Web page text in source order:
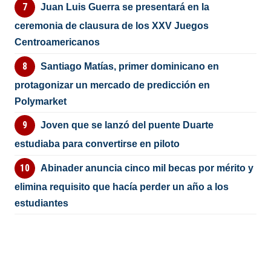
Juan Luis Guerra se presentará en la
ceremonia de clausura de los XXV Juegos
Centroamericanos
Santiago Matías, primer dominicano en
protagonizar un mercado de predicción en
Polymarket
Joven que se lanzó del puente Duarte
estudiaba para convertirse en piloto
Abinader anuncia cinco mil becas por mérito y
elimina requisito que hacía perder un año a los
estudiantes